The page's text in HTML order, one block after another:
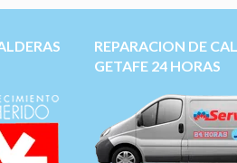
REPARACION DE
GETAFE 24 HORAS